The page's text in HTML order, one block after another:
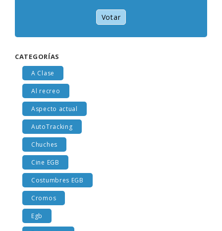
Votar
CATEGORÍAS
A Clase
Al recreo
Aspecto actual
AutoTracking
Chuches
Cine EGB
Costumbres EGB
Cromos
Egb